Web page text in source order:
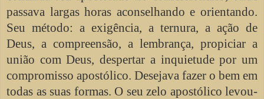
passava largas horas aconselhando e orientando.
Seu método: a exigência, a ternura, a ação de
Deus, a compreensão, a lembrança, propiciar a
união com Deus, despertar a inquietude por um
compromisso apostólico. Desejava fazer o bem em
todas as suas formas. O seu zelo apostólico levou-